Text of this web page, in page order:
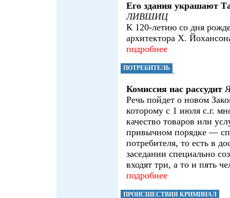
Его здания украшают
ЛИВШИЦ
К 120-летию со дня
архитектора Х.
подробнее
ПОТРЕБИТЕЛЬ
Комиссия нас рассудит
Речь пойдет о новом
которому с 1 июля с.г.
качество товаров или
привычном порядке —
потребителя, то есть в
заседании специально
входят три, а то и пять
подробнее
ПРОИСШЕСТВИЯ КРИМИНАЛ